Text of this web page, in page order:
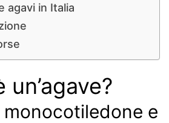
agavi in Italia
un’agave?
e